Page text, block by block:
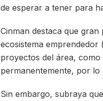
de esperar a tener para
Cinman destaca que
ecosistema
proyectos del área, como
permanentemente, por lo
Sin embargo, subraya